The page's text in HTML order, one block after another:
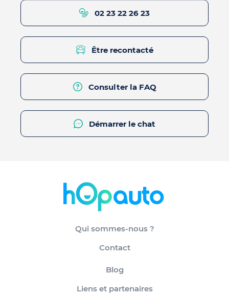
02 23 22 26 23
Être recontacté
Consulter la FAQ
Démarrer le chat
Qui sommes-nous ?
Contact
Blog
Liens et partenaires